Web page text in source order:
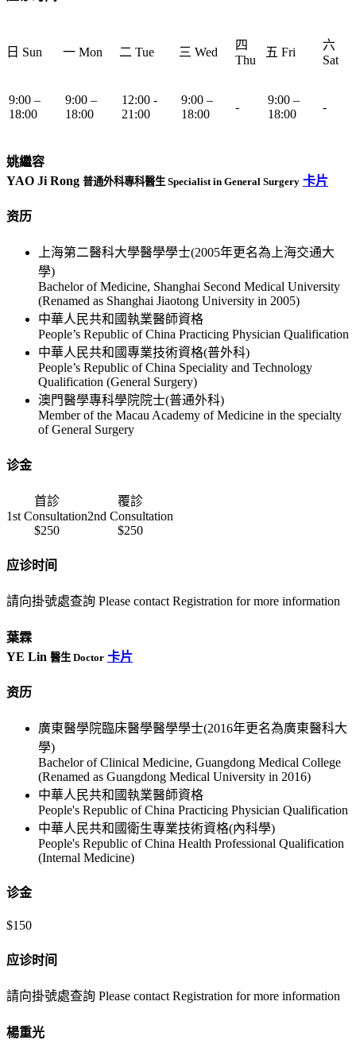
日 Sun 一 Mon 二 Tue 三 Wed
四
Thu
五 Fri
六
Sat
9:00 –
18:00
9:00 –
18:00
12:00 -
21:00
9:00 –
18:00
-
9:00 –
18:00
-
姚繼容
YAO Ji Rong 普通外科專科醫生 Specialist in General Surgery 卡片
资历
上海第二醫科大學醫學學士(2005年更名為上海交通大
學)
Bachelor of Medicine, Shanghai Second Medical University
(Renamed as Shanghai Jiaotong University in 2005)
中華人民共和國執業醫師資格
People’s Republic of China Practicing Physician Qualification
中華人民共和國專業技術資格(普外科)
People’s Republic of China Speciality and Technology
Qualification (General Surgery)
澳門醫學專科學院院士(普通外科)
Member of the Macau Academy of Medicine in the specialty
of General Surgery
诊金
首診
1st Consultation
覆診
2nd Consultation
$250
$250
应诊时间
請向掛號處查詢 Please contact Registration for more information
葉霖
YE Lin 醫生 Doctor 卡片
资历
廣東醫學院臨床醫學醫學學士(2016年更名為廣東醫科大
學)
Bachelor of Clinical Medicine, Guangdong Medical College
(Renamed as Guangdong Medical University in 2016)
中華人民共和國執業醫師資格
People's Republic of China Practicing Physician Qualification
中華人民共和國衛生專業技術資格(內科學)
People's Republic of China Health Professional Qualification
(Internal Medicine)
诊金
$150
应诊时间
請向掛號處查詢 Please contact Registration for more information
楊重光